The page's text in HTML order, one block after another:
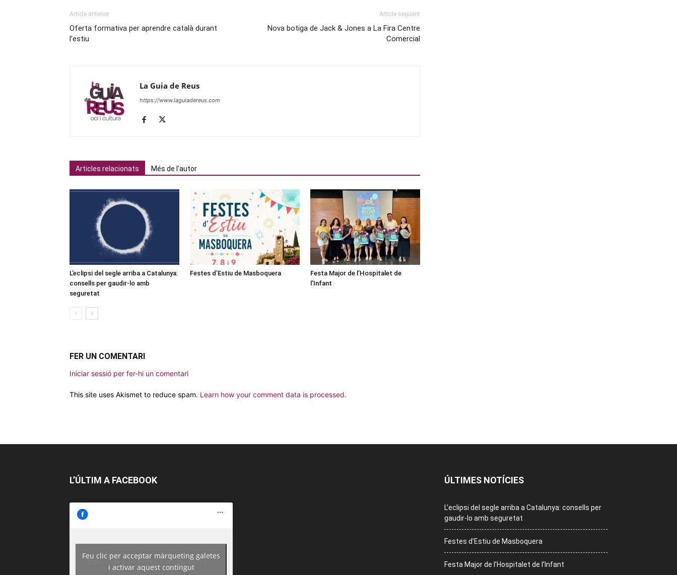
Article anterior
Oferta formativa per aprendre català durant
l’estiu
Article següent
Nova botiga de Jack & Jones a La Fira Centre
Comercial
La Guia de Reus
https://www.laguiadereus.com
Articles relacionats Més de l'autor
L’eclipsi del segle arriba a Catalunya:
consells per gaudir-lo amb
seguretat
Festes d’Estiu de Masboquera
Festa Major de l’Hospitalet de
l’Infant
FER UN COMENTARI
Iniciar sessió per fer-hi un comentari
This site uses Akismet to reduce spam. Learn how your comment data is processed.
L’ÚLTIM A FACEBOOK
https://www.facebook.com/guiadereus/
Feu clic per acceptar màrqueting galetes
i activar aquest contingut
ÚLTIMES NOTÍCIES
L’eclipsi del segle arriba a Catalunya: consells per
gaudir-lo amb seguretat
Festes d’Estiu de Masboquera
Festa Major de l’Hospitalet de l’Infant